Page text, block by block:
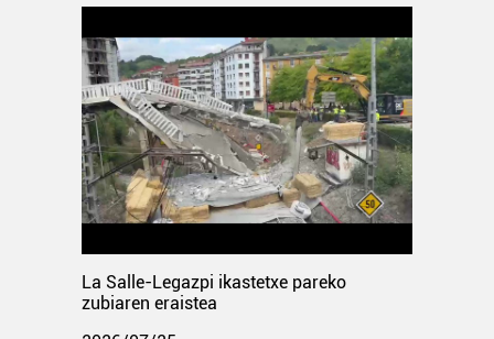
La Salle-Legazpi ikastetxe pareko
zubiaren eraistea